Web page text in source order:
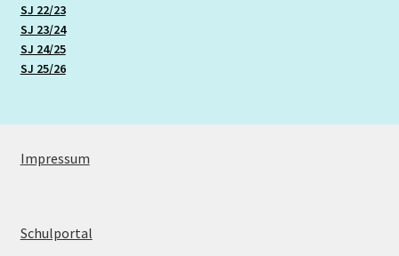
Unser Kollegium
Unterricht
Werken, Arbeit, Technik (WAT)
Wirtschafts- und Sozialkunde
SJ 22/23
SJ 23/24
SJ 24/25
SJ 25/26
Impressum
Schulportal